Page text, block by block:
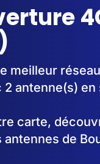
meilleur
2 antenne(s)
carte,
de